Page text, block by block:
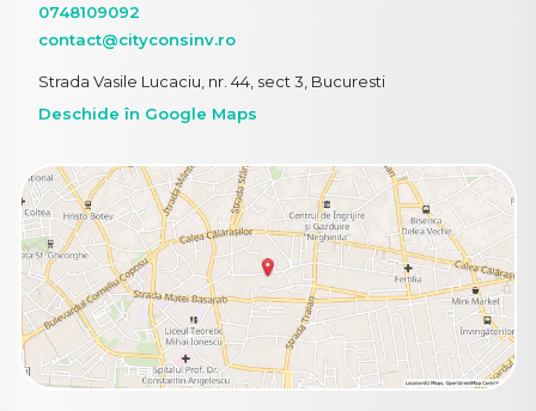
0748109092
contact@cityconsinv.ro
Strada Vasile Lucaciu, nr. 44, sect 3, Bucuresti
Deschide în Google Maps